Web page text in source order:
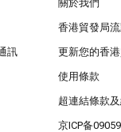
關於我們
香港貿發局
訊 更新您的香
使用條款
超連結條款及
京ICP备